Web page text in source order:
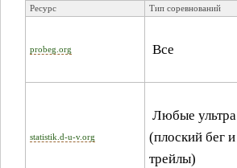
Ресурс Тип соревнований
probeg.org Все
statistik.d-u-v.org
Любые ультра
(плоский бег и
трейлы)